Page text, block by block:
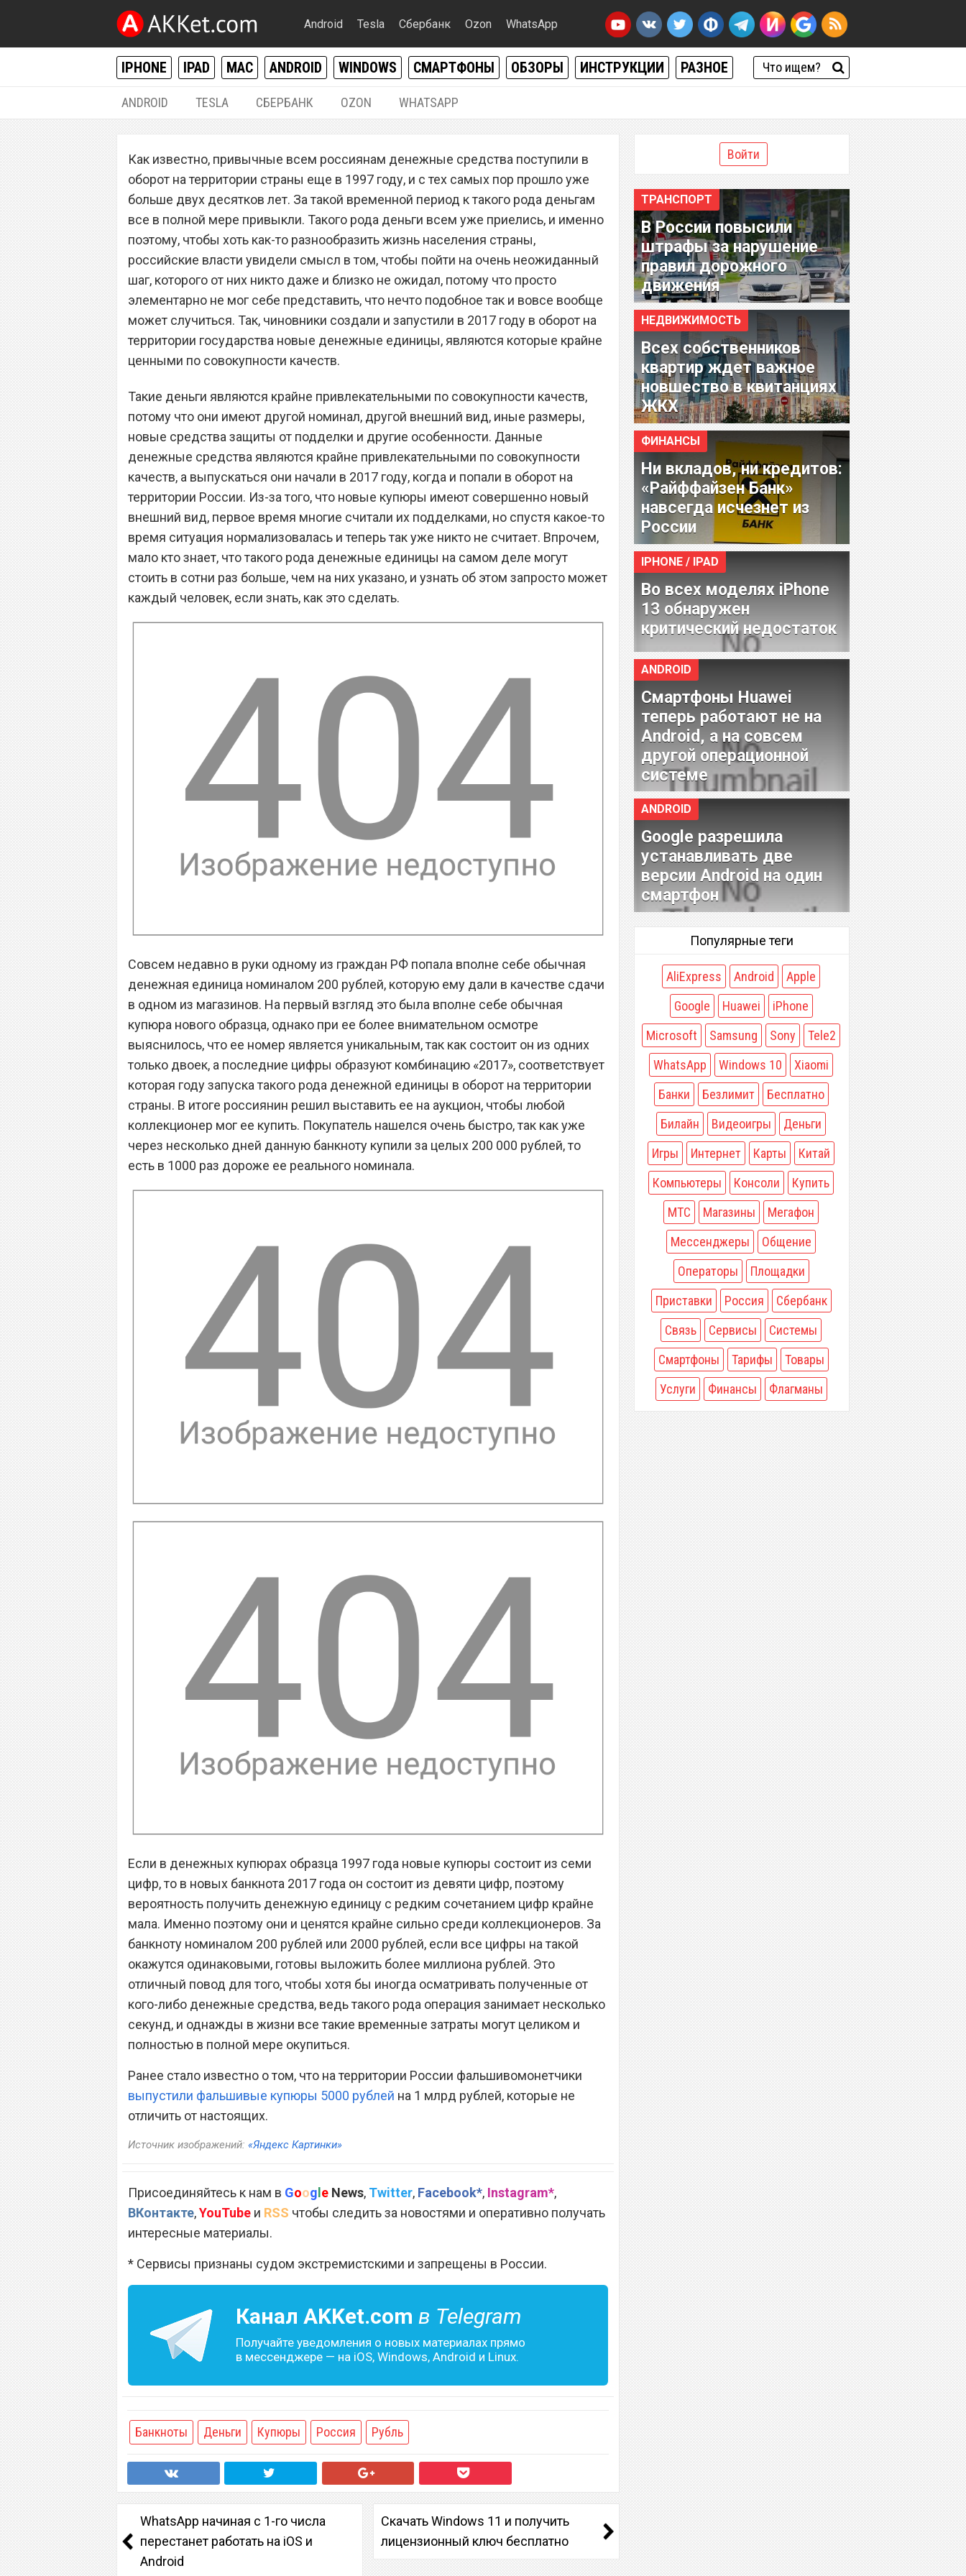
Android Tesla Сбербанк Ozon WhatsApp
IPHONE IPAD MAC ANDROID WINDOWS СМАРТФОНЫ ОБЗОРЫ ИНСТРУКЦИИ РАЗНОЕ
ANDROID TESLA СБЕРБАНК OZON WHATSAPP
Обнаружена банкнота, за которую всем
дают 200 000 рублей
Как известно, привычные всем россиянам денежные средства поступили в
оборот на территории страны еще в 1997 году, и с тех самых пор прошло уже
больше двух десятков лет. За такой временной период к такого рода деньгам
все в полной мере привыкли. Такого рода деньги всем уже приелись, и именно
поэтому, чтобы хоть как-то разнообразить жизнь населения страны,
российские власти увидели смысл в том, чтобы пойти на очень неожиданный
шаг, которого от них никто даже и близко не ожидал, потому что просто
элементарно не мог себе представить, что нечто подобное так и вовсе вообще
может случиться. Так, чиновники создали и запустили в 2017 году в оборот на
территории государства новые денежные единицы, являются которые крайне
ценными по совокупности качеств.
Такие деньги являются крайне привлекательными по совокупности качеств,
потому что они имеют другой номинал, другой внешний вид, иные размеры,
новые средства защиты от подделки и другие особенности. Данные
денежные средства являются крайне привлекательными по совокупности
качеств, а выпускаться они начали в 2017 году, когда и попали в оборот на
территории России. Из-за того, что новые купюры имеют совершенно новый
внешний вид, первое время многие считали их подделками, но спустя какое-то
время ситуация нормализовалась и теперь так уже никто не считает. Впрочем,
мало кто знает, что такого рода денежные единицы на самом деле могут
стоить в сотни раз больше, чем на них указано, и узнать об этом запросто может
каждый человек, если знать, как это сделать.
Совсем недавно в руки одному из граждан РФ попала вполне себе обычная
денежная единица номиналом 200 рублей, которую ему дали в качестве сдачи
в одном из магазинов. На первый взгляд это была вполне себе обычная
купюра нового образца, однако при ее более внимательном осмотре
выяснилось, что ее номер является уникальным, так как состоит он из одних
только двоек, а последние цифры образуют комбинацию «2017», соответствует
которая году запуска такого рода денежной единицы в оборот на территории
страны. В итоге россиянин решил выставить ее на аукцион, чтобы любой
коллекционер мог ее купить. Покупатель нашелся очень быстро, так как уже
через несколько дней данную банкноту купили за целых 200 000 рублей, то
есть в 1000 раз дороже ее реального номинала.
Если в денежных купюрах образца 1997 года новые купюры состоит из семи
цифр, то в новых банкнота 2017 года он состоит из девяти цифр, поэтому
вероятность получить денежную единицу с редким сочетанием цифр крайне
мала. Именно поэтому они и ценятся крайне сильно среди коллекционеров. За
банкноту номиналом 200 рублей или 2000 рублей, если все цифры на такой
окажутся одинаковыми, готовы выложить более миллиона рублей. Это
отличный повод для того, чтобы хотя бы иногда осматривать полученные от
кого-либо денежные средства, ведь такого рода операция занимает несколько
секунд, и однажды в жизни все такие временные затраты могут целиком и
полностью в полной мере окупиться.
Ранее стало известно о том, что на территории России фальшивомонетчики
выпустили фальшивые купюры 5000 рублей на 1 млрд рублей, которые не
отличить от настоящих.
Источник изображений: «Яндекс Картинки»
Присоединяйтесь к нам в Goog e News, Twitter, Facebook*, Instagram*,
ВКонтакте,YouTube и RSS чтобы следить за новостями и оперативно получать
интересные материалы.
* Сервисы признаны судом экстремистскими и запрещены в России.
Канал AKKet.com в Telegram
Получайте уведомления о новых материалах прямо
в мессенджере — на iOS, Windows, Android и Linux.
Банкноты Деньги Купюры Россия Рубль
WhatsApp начиная с 1-го числа
перестанет работать на iOS и
Android
Скачать Windows 11 и получить
лицензионный ключ бесплатно
Войти
ТРАНСПОРТ
В России повысили
штрафы за нарушение
правил дорожного
движения
НЕДВИЖИМОСТЬ
Всех собственников
квартир ждет важное
новшество в квитанциях
ЖКХ
ФИНАНСЫ
Ни вкладов, ни кредитов:
«Райффайзен Банк»
навсегда исчезнет из
России
IPHONE / IPAD
Во всех моделях iPhone
13 обнаружен
критический недостаток
ANDROID
Смартфоны Huawei
теперь работают не на
Android, а на совсем
другой операционной
системе
ANDROID
Google разрешила
устанавливать две
версии Android на один
смартфон
Популярные теги
AliExpress Android
Apple
Google
Huawei
iPhone
Microsoft
Samsung Sony
Tele2
WhatsApp
Windows 10
Xiaomi
Банки
Безлимит
Бесплатно
Билайн
Видеоигры
Деньги
Игры
Интернет Карты
Китай
Компьютеры
Консоли
Купить
МТС
Магазины
Мегафон
Мессенджеры
Общение
Операторы
Площадки
Приставки
Россия
Сбербанк
Связь
Сервисы
Системы
Смартфоны
Тарифы
Товары
Услуги
Финансы Флагманы